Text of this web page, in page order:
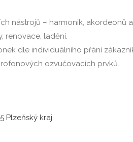
nástrojů – harmonik, akordeonů
renovace, ladění.
dle individuálního přání
ozvučovacích prvků.
Plzeňský kraj